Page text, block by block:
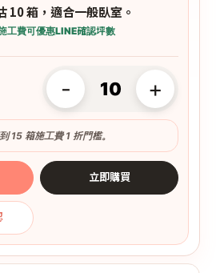
10 箱，適合一般臥室。
工費可優惠LINE確認坪數
- +
15 箱施工費 1 折門檻。
立即購買